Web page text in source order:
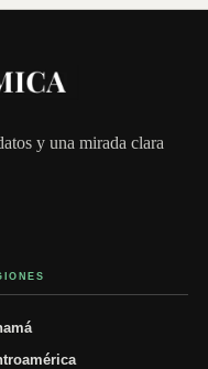
y una mirada clara